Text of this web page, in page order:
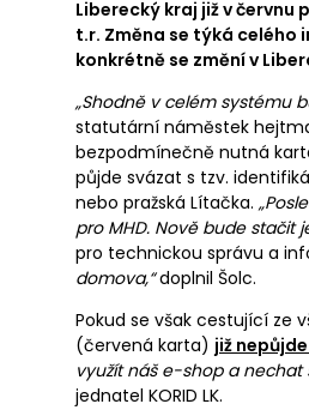
Liberecký kraj již v
t.r. Změna se týká celého
konkrétně se změní v
„Shodně v celém systému
statutární náměstek
bezpodmínečně nutná
půjde svázat s tzv.
nebo pražská Lítačka.
pro MHD. Nově bude stačit
pro technickou správu a
domova,“doplnil Šolc.
Pokud se však cestující ze
(červená karta) již
využít náš e-shop a nechat
jednatel KORID LK.